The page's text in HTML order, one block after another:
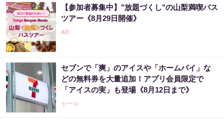
【参加者募集中】"放題づくし"の山梨満喫バス
ツアー《8月29日開催》
セブンで「爽」のアイスや「ホームパイ」な
どの無料券を大量追加！アプリ会員限定で
「アイスの実」も登場《8月12日まで》
セール